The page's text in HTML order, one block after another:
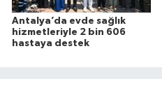
Antalya’da evde sağlık
hizmetleriyle 2 bin 606
hastaya destek